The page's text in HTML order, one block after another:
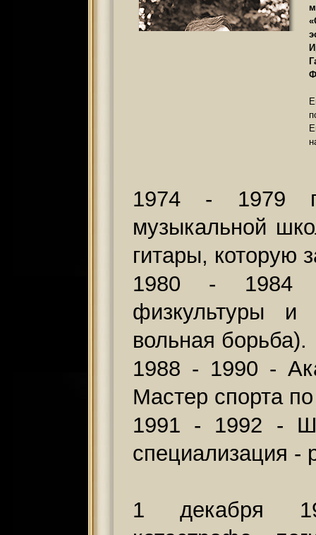
1974 - 1979
музыкальной
гитары, которую
1980 - 1984 -
физкультуры и
вольная борьба).
1988 - 1990 -
Мастер спорта
1991 - 1992 -
специализация -
1 декабря